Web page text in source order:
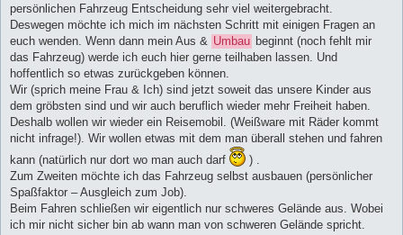
persönlichen Fahrzeug Entscheidung sehr viel weitergebracht.
Deswegen möchte ich mich im nächsten Schritt mit einigen Fragen an
euch wenden. Wenn dann mein Aus & Umbau beginnt (noch fehlt mir
das Fahrzeug) werde ich euch hier gerne teilhaben lassen. Und
hoffentlich so etwas zurückgeben können.
Wir (sprich meine Frau & Ich) sind jetzt soweit das unsere Kinder aus
dem gröbsten sind und wir auch beruflich wieder mehr Freiheit haben.
Deshalb wollen wir wieder ein Reisemobil. (Weißware mit Räder kommt
nicht infrage!). Wir wollen etwas mit dem man überall stehen und fahren
kann (natürlich nur dort wo man auch darf
) .
Zum Zweiten möchte ich das Fahrzeug selbst ausbauen (persönlicher
Spaßfaktor – Ausgleich zum Job).
Beim Fahren schließen wir eigentlich nur schweres Gelände aus. Wobei
ich mir nicht sicher bin ab wann man von schweren Gelände spricht.